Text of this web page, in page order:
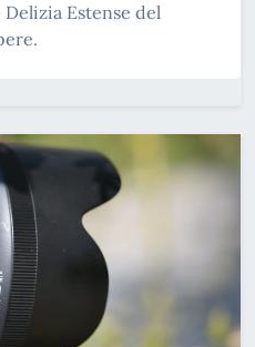
Delizia Estense del